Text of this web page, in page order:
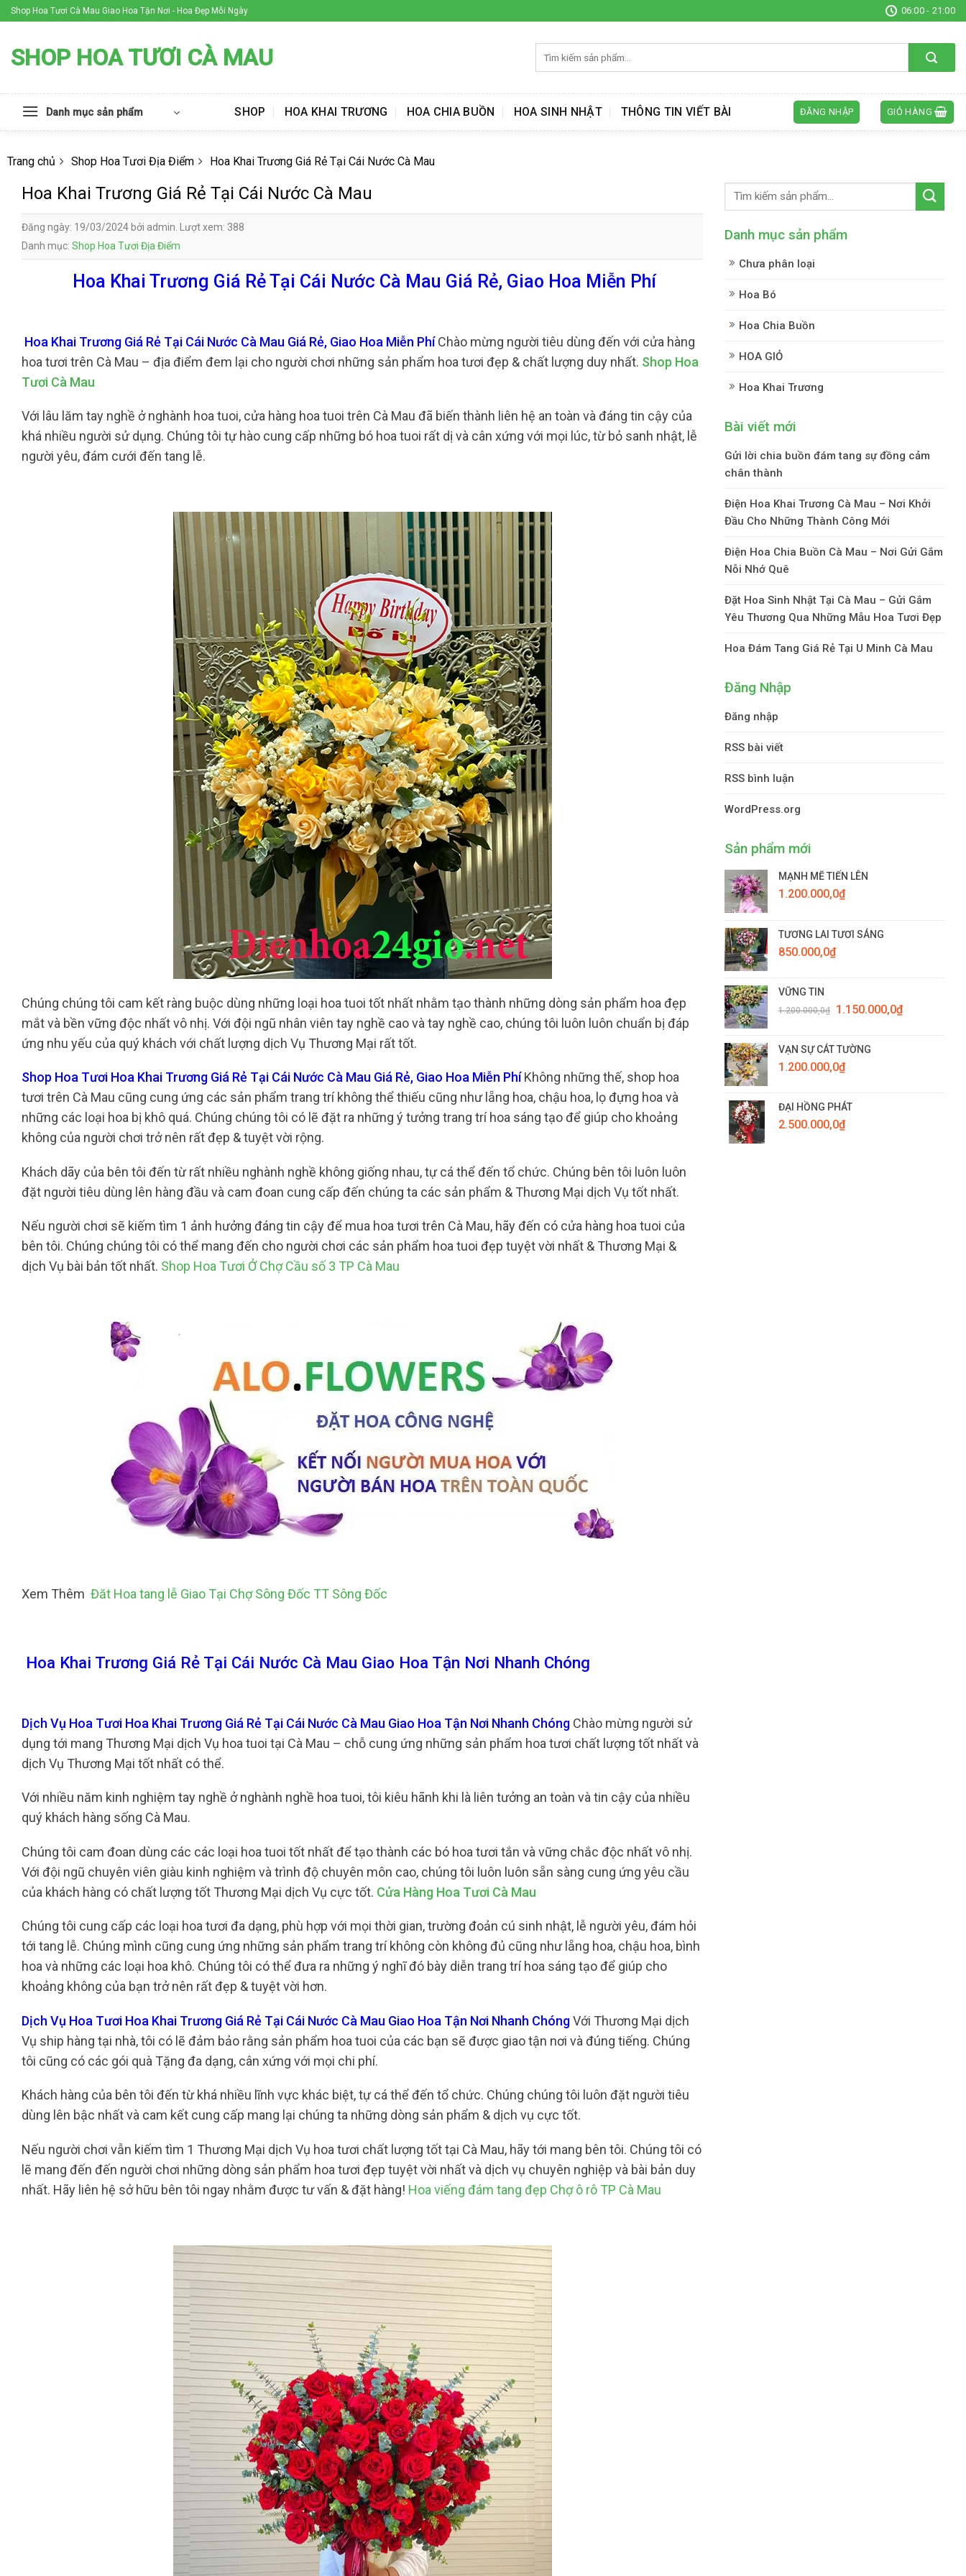
Skip
to
Shop Hoa Tươi Cà Mau Giao Hoa Tận Nơi - Hoa Đẹp Mỗi Ngày 06:00 - 21:00
SHOP HOA TƯƠI CÀ MAU
kiếm:
Danh mục sản phẩm SHOP HOA KHAI TRƯƠNG HOA CHIA BUỒN HOA SINH NHẬT THÔNG TIN VIẾT BÀI ĐĂNG NHẬP GIỎ HÀNG
Trang chủ Shop Hoa Tươi Địa Điểm Hoa Khai Trương Giá Rẻ Tại Cái Nước Cà Mau
Hoa Khai Trương Giá Rẻ Tại Cái Nước Cà Mau
Đăng ngày: 19/03/2024 bởi admin. Lượt xem: 388
Danh mục: Shop Hoa Tươi Địa Điểm
Hoa Khai Trương Giá Rẻ Tại Cái Nước Cà Mau Giá Rẻ, Giao Hoa Miễn Phí
Hoa Khai Trương Giá Rẻ Tại Cái Nước Cà Mau Giá Rẻ, Giao Hoa Miễn PhíChào mừng người tiêu dùng đến với cửa hàng
hoa tươi trên Cà Mau – địa điểm đem lại cho người chơi những sản phẩm hoa tươi đẹp & chất lượng duy nhất. Shop Hoa
Tươi Cà Mau
Với lâu lăm tay nghề ở nghành hoa tuoi, cửa hàng hoa tuoi trên Cà Mau đã biến thành liên hệ an toàn và đáng tin cậy của
khá nhiều người sử dụng. Chúng tôi tự hào cung cấp những bó hoa tuoi rất dị và cân xứng với mọi lúc, từ bỏ sanh nhật, lễ
người yêu, đám cưới đến tang lễ.
Chúng chúng tôi cam kết ràng buộc dùng những loại hoa tuoi tốt nhất nhằm tạo thành những dòng sản phẩm hoa đẹp
mắt và bền vững độc nhất vô nhị. Với đội ngũ nhân viên tay nghề cao và tay nghề cao, chúng tôi luôn luôn chuẩn bị đáp
ứng nhu yếu của quý khách với chất lượng dịch Vụ Thương Mại rất tốt.
Shop Hoa Tươi Hoa Khai Trương Giá Rẻ Tại Cái Nước Cà Mau Giá Rẻ, Giao Hoa Miễn PhíKhông những thế, shop hoa
tươi trên Cà Mau cũng cung ứng các sản phẩm trang trí không thể thiếu cũng như lẵng hoa, chậu hoa, lọ đựng hoa và
những các loại hoa bị khô quá. Chúng chúng tôi có lẽ đặt ra những ý tưởng trang trí hoa sáng tạo để giúp cho khoảng
không của người chơi trở nên rất đẹp & tuyệt vời rộng.
Khách dãy của bên tôi đến từ rất nhiều nghành nghề không giống nhau, tự cá thể đến tổ chức. Chúng bên tôi luôn luôn
đặt người tiêu dùng lên hàng đầu và cam đoan cung cấp đến chúng ta các sản phẩm & Thương Mại dịch Vụ tốt nhất.
Nếu người chơi sẽ kiếm tìm 1 ảnh hưởng đáng tin cậy để mua hoa tươi trên Cà Mau, hãy đến có cửa hàng hoa tuoi của
bên tôi. Chúng chúng tôi có thể mang đến cho người chơi các sản phẩm hoa tuoi đẹp tuyệt vời nhất & Thương Mại &
dịch Vụ bài bản tốt nhất. Shop Hoa Tươi Ở Chợ Cầu số 3 TP Cà Mau
Xem Thêm Đăt Hoa tang lễ Giao Tại Chợ Sông Đốc TT Sông Đốc
Hoa Khai Trương Giá Rẻ Tại Cái Nước Cà Mau Giao Hoa Tận Nơi Nhanh Chóng
Dịch Vụ Hoa Tươi Hoa Khai Trương Giá Rẻ Tại Cái Nước Cà Mau Giao Hoa Tận Nơi Nhanh Chóng Chào mừng người sử
dụng tới mang Thương Mại dịch Vụ hoa tuoi tại Cà Mau – chỗ cung ứng những sản phẩm hoa tươi chất lượng tốt nhất và
dịch Vụ Thương Mại tốt nhất có thể.
Với nhiều năm kinh nghiệm tay nghề ở nghành nghề hoa tuoi, tôi kiêu hãnh khi là liên tưởng an toàn và tin cậy của nhiều
quý khách hàng sống Cà Mau.
Chúng tôi cam đoan dùng các các loại hoa tuoi tốt nhất để tạo thành các bó hoa tươi tắn và vững chắc độc nhất vô nhị.
Với đội ngũ chuyên viên giàu kinh nghiệm và trình độ chuyên môn cao, chúng tôi luôn luôn sẵn sàng cung ứng yêu cầu
của khách hàng có chất lượng tốt Thương Mại dịch Vụ cực tốt. Cửa Hàng Hoa Tươi Cà Mau
Chúng tôi cung cấp các loại hoa tươi đa dạng, phù hợp với mọi thời gian, trường đoản cú sinh nhật, lễ người yêu, đám hỏi
tới tang lễ. Chúng mình cũng cung ứng những sản phẩm trang trí không còn không đủ cũng như lẵng hoa, chậu hoa, bình
hoa và những các loại hoa khô. Chúng tôi có thể đưa ra những ý nghĩ đó bày diễn trang trí hoa sáng tạo để giúp cho
khoảng không của bạn trở nên rất đẹp & tuyệt vời hơn.
Dịch Vụ Hoa Tươi Hoa Khai Trương Giá Rẻ Tại Cái Nước Cà Mau Giao Hoa Tận Nơi Nhanh ChóngVới Thương Mại dịch
Vụ ship hàng tại nhà, tôi có lẽ đảm bảo rằng sản phẩm hoa tuoi của các bạn sẽ được giao tận nơi và đúng tiếng. Chúng
tôi cũng có các gói quà Tặng đa dạng, cân xứng với mọi chi phí.
Khách hàng của bên tôi đến từ khá nhiều lĩnh vực khác biệt, tự cá thể đến tổ chức. Chúng chúng tôi luôn đặt người tiêu
dùng lên bậc nhất và cam kết cung cấp mang lại chúng ta những dòng sản phẩm & dịch vụ cực tốt.
Nếu người chơi vẫn kiếm tìm 1 Thương Mại dịch Vụ hoa tươi chất lượng tốt tại Cà Mau, hãy tới mang bên tôi. Chúng tôi có
lẽ mang đến đến người chơi những dòng sản phẩm hoa tươi đẹp tuyệt vời nhất và dịch vụ chuyên nghiệp và bài bản duy
nhất. Hãy liên hệ sở hữu bên tôi ngay nhằm được tư vấn & đặt hàng! Hoa viếng đám tang đẹp Chợ ô rô TP Cà Mau
Danh mục sản phẩm
Chưa phân loại
Hoa Bó
Hoa Chia Buồn
HOA GIỎ
Hoa Khai Trương
Bài viết mới
Gửi lời chia buồn đám tang sự đồng cảm
chân thành
Điện Hoa Khai Trương Cà Mau – Nơi Khởi
Đầu Cho Những Thành Công Mới
Điện Hoa Chia Buồn Cà Mau – Nơi Gửi Gắm
Nỗi Nhớ Quê
Đặt Hoa Sinh Nhật Tại Cà Mau – Gửi Gắm
Yêu Thương Qua Những Mẫu Hoa Tươi Đẹp
Hoa Đám Tang Giá Rẻ Tại U Minh Cà Mau
Đăng Nhập
Đăng nhập
RSS bài viết
RSS bình luận
WordPress.org
Sản phẩm mới
MẠNH MẼ TIẾN LÊN
1.200.000,0₫
TƯƠNG LAI TƯƠI SÁNG
850.000,0₫
VỮNG TIN
1.200.000,0₫
Giá
1.200.000,0₫.
1.150.000,0₫Giá
VẠN SỰ CÁT TƯỜNG
1.200.000,0₫
ĐẠI HỒNG PHÁT
2.500.000,0₫